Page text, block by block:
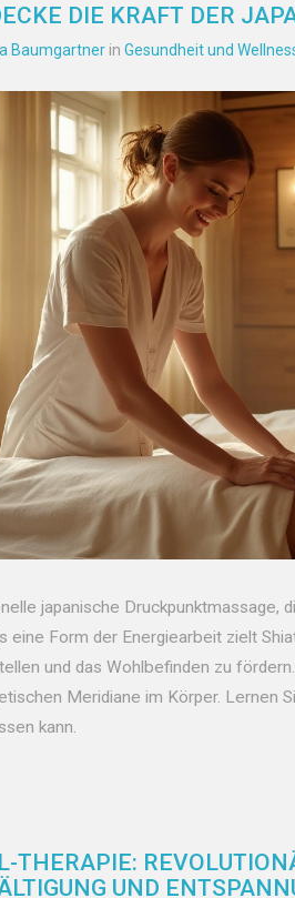
DIE KRAFT DER
Baumgartner in Gesundheit und
japanische Druckpunktmassage,
eine Form der Energiearbeit zielt
und das Wohlbefinden zu
Meridiane im Körper. Lernen
kann.
THERAPIE:
UND